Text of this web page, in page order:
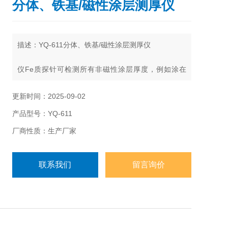
分体、铁基/磁性涂层测厚仪
描述：YQ-611分体、铁基/磁性涂层测厚仪
仪Fe质探针可检测所有非磁性涂层厚度，例如涂在
等。
更新时间：2025-09-02
产品型号：YQ-611
厂商性质：生产厂家
联系我们 留言询价